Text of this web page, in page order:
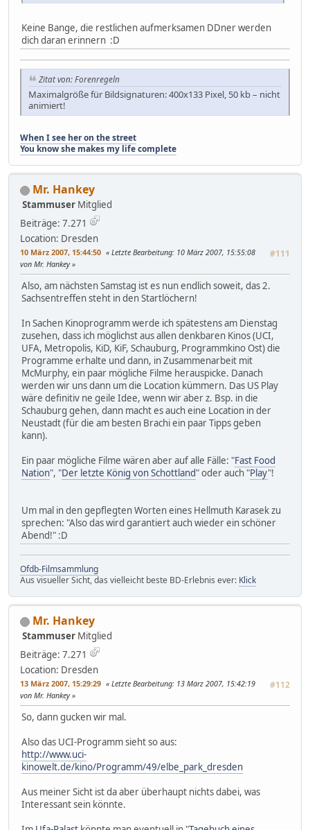
Keine Bange, die restlichen aufmerksamen DDner werden
dich daran erinnern :D
Zitat von: Forenregeln
Maximalgröße für Bildsignaturen: 400x133 Pixel, 50 kb – nicht
animiert!
When I see her on the street
You know she makes my life complete
Mr. Hankey
Stammuser Mitglied
Beiträge: 7.271
Location: Dresden
10 März 2007, 15:44:50 #111
Letzte Bearbeitung: 10 März 2007, 15:55:08
von Mr. Hankey
Also, am nächsten Samstag ist es nun endlich soweit, das 2.
Sachsentreffen steht in den Startlöchern!
In Sachen Kinoprogramm werde ich spätestens am Dienstag
zusehen, dass ich möglichst aus allen denkbaren Kinos (UCI,
UFA, Metropolis, KiD, KiF, Schauburg, Programmkino Ost) die
Programme erhalte und dann, in Zusammenarbeit mit
McMurphy, ein paar mögliche Filme herauspicke. Danach
werden wir uns dann um die Location kümmern. Das US Play
wäre definitiv ne geile Idee, wenn wir aber z. Bsp. in die
Schauburg gehen, dann macht es auch eine Location in der
Neustadt (für die am besten Brachi ein paar Tipps geben
kann).
Ein paar mögliche Filme wären aber auf alle Fälle: "Fast Food
Nation", "Der letzte König von Schottland" oder auch "Play"!
Um mal in den gepflegten Worten eines Hellmuth Karasek zu
sprechen: "Also das wird garantiert auch wieder ein schöner
Abend!" :D
Ofdb-Filmsammlung
Aus visueller Sicht, das vielleicht beste BD-Erlebnis ever: Klick
Mr. Hankey
Stammuser Mitglied
Beiträge: 7.271
Location: Dresden
13 März 2007, 15:29:29 #112
Letzte Bearbeitung: 13 März 2007, 15:42:19
von Mr. Hankey
So, dann gucken wir mal.
Also das UCI-Programm sieht so aus:
http://www.uci-
kinowelt.de/kino/Programm/49/elbe_park_dresden
Aus meiner Sicht ist da aber überhaupt nichts dabei, was
Interessant sein könnte.